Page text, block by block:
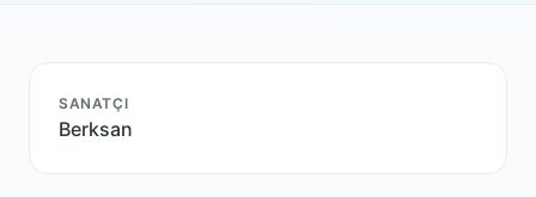
SANATÇI
Berksan